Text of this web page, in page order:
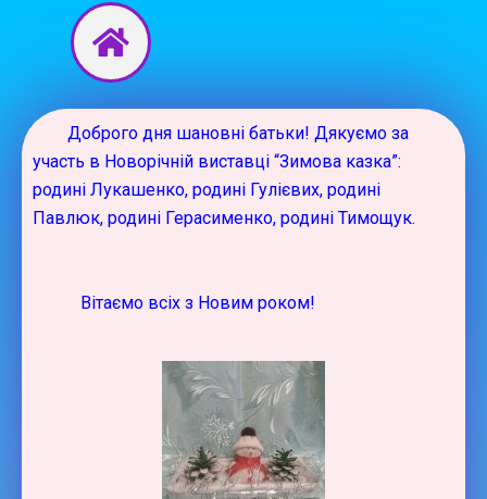
Перейти
Доброго дня шановні батьки! Дякуємо за
участь в Новорічній виставці “Зимова казка”:
родині Лукашенко, родині Гулієвих, родині
Павлюк, родині Герасименко, родині Тимощук.
Вітаємо всіх з Новим роком!